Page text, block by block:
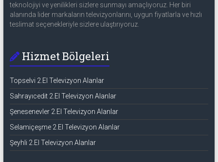
teknolojiyi ve yenilikleri sizlere sunmayı amaçlıyoruz. Her biri
alanında lider markaların televizyonlarını, uygun fiyatlarla ve hızlı
teslimat seçenekleriyle sizlere ulaştırıyoruz.
Hizmet Bölgeleri
Topselvi 2.El Televizyon Alanlar
Sahrayıcedit 2.El Televizyon Alanlar
Şenesenevler 2.El Televizyon Alanlar
Selamiçeşme 2.El Televizyon Alanlar
Şeyhli 2.El Televizyon Alanlar